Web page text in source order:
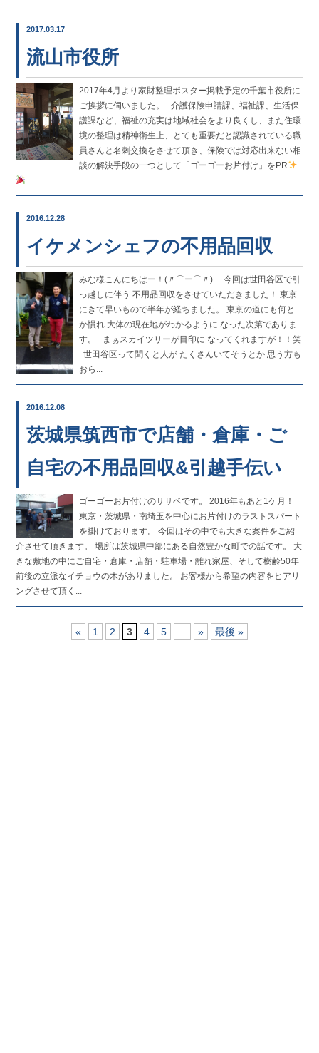
2017.03.17
流山市役所
2017年4月より家財整理ポスター掲載予定の千葉市役所に
ご挨拶に伺いました。 介護保険申請課、福祉課、生活保
護課など、福祉の充実は地域社会をより良くし、また住環
境の整理は精神衛生上、とても重要だと認識されている職
員さんと名刺交換をさせて頂き、保険では対応出来ない相
談の解決手段の一つとして「ゴーゴーお片付け」をPR
2016.12.28
イケメンシェフの不用品回収
みな様こんにちはー！(〃⌒ー⌒〃)ゞ 今回は世田谷区で引
っ越しに伴う 不用品回収をさせていただきました！ 東京
にきて早いもので半年が経ちました。 東京の道にも何と
か慣れ 大体の現在地がわかるように なった次第でありま
す。 まぁスカイツリーが目印に なってくれますが！！笑
世田谷区って聞くと人が たくさんいてそうとか 思う方も
おら...
2016.12.08
茨城県筑西市で店舗・倉庫・ご
自宅の不用品回収&引越手伝い
ゴーゴーお片付けのササベです。 2016年もあと1ケ月！
東京・茨城県・南埼玉を中心にお片付けのラストスパート
を掛けております。 今回はその中でも大きな案件をご紹
介させて頂きます。 場所は茨城県中部にある自然豊かな町での話です。 大
きな敷地の中にご自宅・倉庫・店舗・駐車場・離れ家屋、そして樹齢50年
前後の立派なイチョウの木がありました。 お客様から希望の内容をヒアリ
ングさせて頂く...
« 1 2 3 4 5 » 最後 »